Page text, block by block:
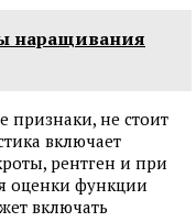
наращивания
признаки, не стоит
включает
рентген и при
оценки функции
включать